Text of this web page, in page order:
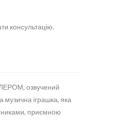
консультацію.
озвучений
музична іграшка, яка
приємною